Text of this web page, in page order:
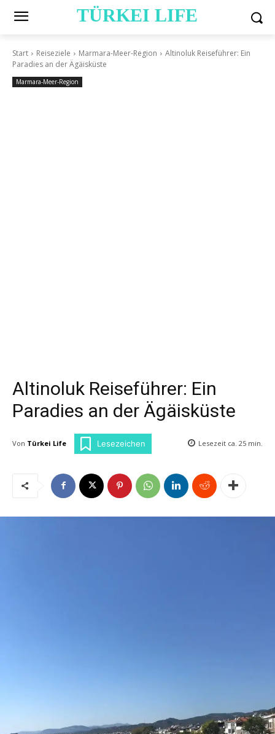
TÜRKEI LIFE
Start Reiseziele Marmara-Meer-Region
Altinoluk Reiseführer: Ein
Paradies an der Ägäisküste
Marmara-Meer-Region
Altinoluk Reiseführer: Ein
Paradies an der Ägäisküste
Von Türkei Life Lesezeichen Lesezeit ca. 25 min.